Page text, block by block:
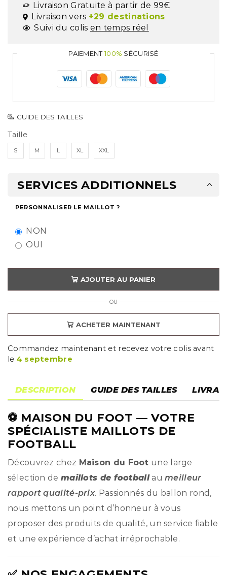
Livraison Gratuite à partir de 99€
Livraison vers +29 destinations
Suivi du colis en temps réel
PAIEMENT100% SÉCURISÉ
GUIDE DES TAILLES
Taille
S M L XL XXL
SERVICES ADDITIONNELS
PERSONNALISER LE MAILLOT ?
NON
OUI
AJOUTER AU PANIER
OU
ACHETER MAINTENANT
Commandez maintenant et recevez votre colis avant
le 4 septembre
DESCRIPTION GUIDE DES TAILLES
⚽ MAISON DU FOOT — VOTRE
SPÉCIALISTE MAILLOTS DE
FOOTBALL
Découvrez chez Maison du Foot une large
sélection de maillots de footballaumeilleur
rapport qualité-prix. Passionnés du ballon rond,
nous mettons un point d’honneur à vous
proposer des produits de qualité, un service fiable
et une expérience d’achat irréprochable.